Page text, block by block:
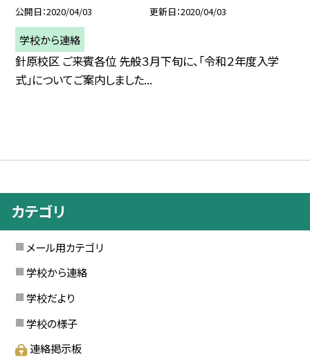
公開日 2020/04/03 更新日 2020/04/03
学校から連絡
針原校区 ご来賓各位 先般３月下旬に、「令和２年度入学
式」についてご案内しました...
カテゴリ
メール用カテゴリ
学校から連絡
学校だより
学校の様子
連絡掲示板